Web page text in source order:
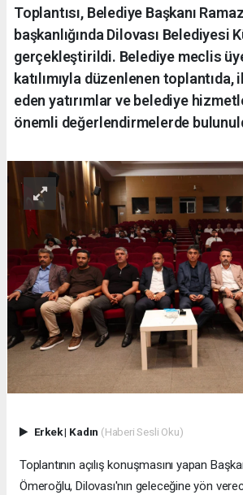
Toplantısı, Belediye Başkanı
başkanlığında Dilovası Belediyesi
gerçekleştirildi. Belediye meclis
katılımıyla düzenlenen toplantıda,
eden yatırımlar ve belediye
önemli değerlendirmelerde
Erkek| Kadın (Haberi Sesli Oku)
Toplantının açılış konuşmasını yapan
Ömeroğlu, Dilovası'nın geleceğine yön